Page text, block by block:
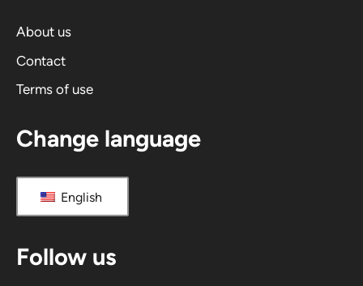
About us
Contact
Terms of use
Change language
English
Follow us